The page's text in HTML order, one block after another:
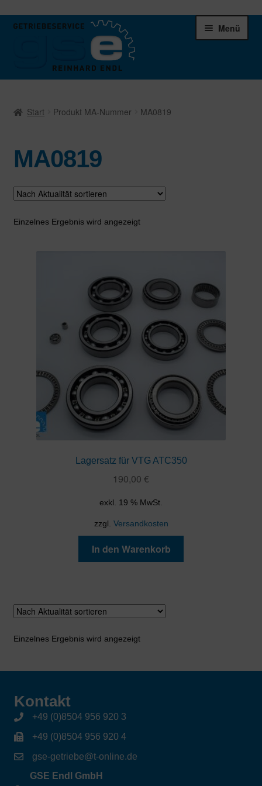
Zur
Zum
Menü
Schaltgetriebe
Verteilergetriebe
Warenkorb
Start Produkt MA-Nummer MA0819
MA0819
Einzelnes Ergebnis wird angezeigt
Lagersatz für VTG ATC350
190,00 €
exkl. 19 % MwSt.
zzgl. Versandkosten
In den Warenkorb
Einzelnes Ergebnis wird angezeigt
Kontakt
+49 (0)8504 956 920 3
+49 (0)8504 956 920 4
gse-getriebe@t-online.de
GSE Endl GmbH